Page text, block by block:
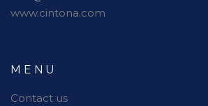
www.cintona.com
MENU
Contact us